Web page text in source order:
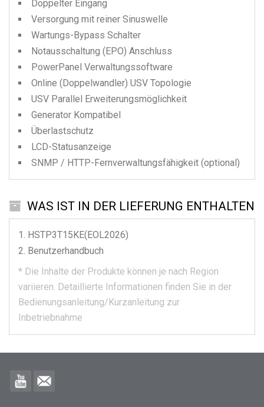
Doppelter Eingang
Versorgung mit reiner Sinuswelle
Wartungs-Bypass Schalter
Notausschaltung (EPO) Anschluss
PowerPanel Verwaltungssoftware
Online (Doppelwandler) USV Topologie
USV Parallel Erweiterungsmöglichkeit
Generator Kompatibel
Überlastschutz
LCD-Statusanzeige
SNMP / HTTP-Fernverwaltungsfähigkeit (optional)
WAS IST IN DER LIEFERUNG ENTHALTEN
HSTP3T15KE(EOL2026)
Benutzerhandbuch
* Die Inhalte der Produkte können je nach Region
variieren. Detaillierte Informationen finden Sie in der
Bedienungsanleitung/Kurzanleitung zur
Inbetriebnahme